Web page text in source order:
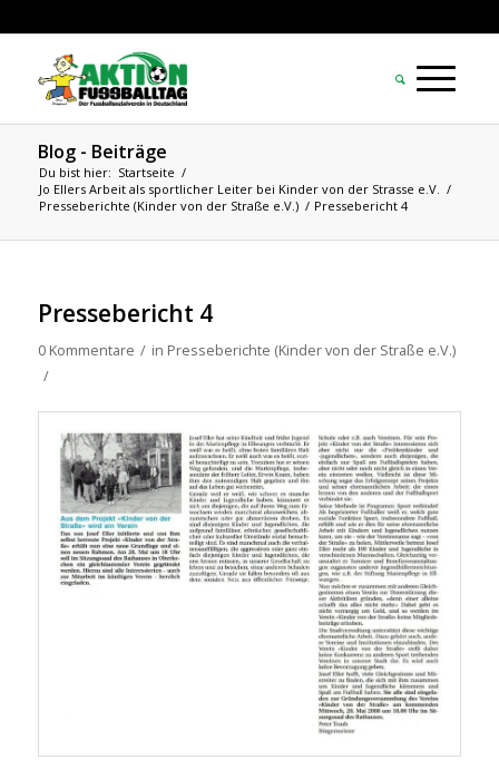
Blog - Beiträge
Du bist hier: Startseite /
Jo Ellers Arbeit als sportlicher Leiter bei Kinder von der Strasse e.V. /
Presseberichte (Kinder von der Straße e.V.) / Pressebericht 4
Pressebericht 4
0 Kommentare / in Presseberichte (Kinder von der Straße e.V.)
/